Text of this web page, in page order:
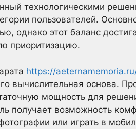
технологическими
пользователей.
однако этот баланс
приоритизацию.
https://
вычислительная основа.
мощность для
получает возможность
или играть в